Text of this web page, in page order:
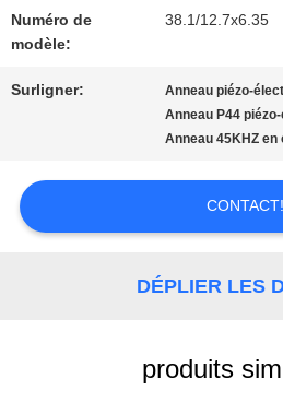
QUALITÉ
CONTACTEZ-
DEMANDEZ
Numéro de
modèle:
38.1/12.7x6.35
Surligner: Anneau piézo-
Anneau P44
Anneau 45KHZ
CONTACT!
DÉPLIER LES
produits